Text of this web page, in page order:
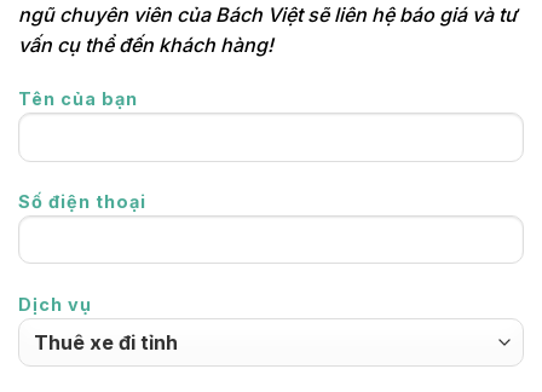
ngũ chuyên viên của Bách Việt sẽ liên hệ báo giá và tư
vấn cụ thể đến khách hàng!
Tên của bạn
Số điện thoại
Dịch vụ